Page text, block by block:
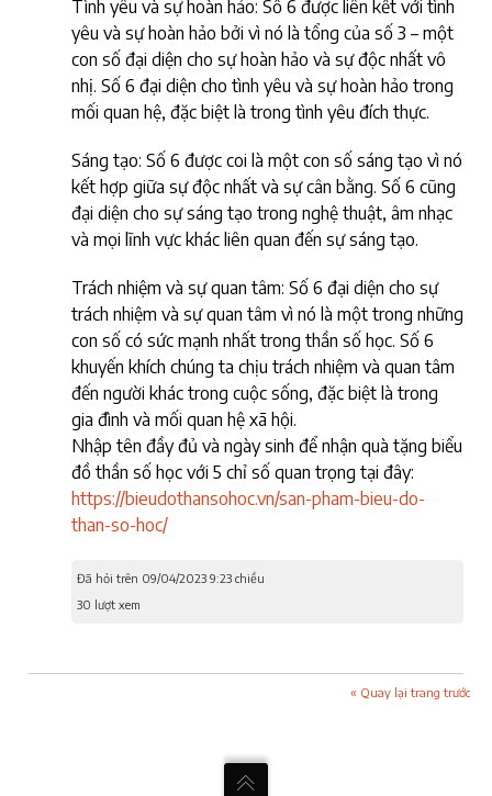
Tình yêu và sự hoàn hảo: Số 6 được liên kết với tình
yêu và sự hoàn hảo bởi vì nó là tổng của số 3 – một
con số đại diện cho sự hoàn hảo và sự độc nhất vô
nhị. Số 6 đại diện cho tình yêu và sự hoàn hảo trong
mối quan hệ, đặc biệt là trong tình yêu đích thực.
Sáng tạo: Số 6 được coi là một con số sáng tạo vì nó
kết hợp giữa sự độc nhất và sự cân bằng. Số 6 cũng
đại diện cho sự sáng tạo trong nghệ thuật, âm nhạc
và mọi lĩnh vực khác liên quan đến sự sáng tạo.
Trách nhiệm và sự quan tâm: Số 6 đại diện cho sự
trách nhiệm và sự quan tâm vì nó là một trong những
con số có sức mạnh nhất trong thần số học. Số 6
khuyến khích chúng ta chịu trách nhiệm và quan tâm
đến người khác trong cuộc sống, đặc biệt là trong
gia đình và mối quan hệ xã hội.
Nhập tên đầy đủ và ngày sinh để nhận quà tặng biểu
đồ thần số học với 5 chỉ số quan trọng tại đây:
https://bieudothansohoc.vn/san-pham-bieu-do-
than-so-hoc/
Đã hỏi trên 09/04/2023 9:23 chiều
30 lượt xem
« Quay lại trang trước